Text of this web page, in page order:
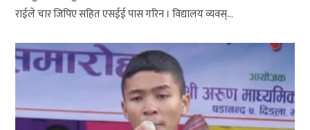
राईले चार जिपिए सहित एसईई पास गरिन । विद्यालय व्यवस्...